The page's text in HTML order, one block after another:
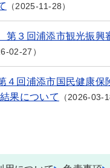
2025-11-28
３回浦添市観光振興
02-27
４回浦添市国民健康保
果について
2026-03-